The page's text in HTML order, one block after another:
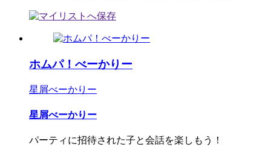
ホムパ！べーかりー
星屑べーかりー
星屑べーかりー
パーティに招待された子と会話を楽しもう！